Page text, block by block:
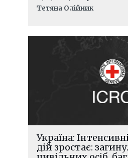
період
Тетяна Олійник
Україна:
дій зростає: